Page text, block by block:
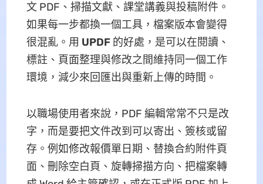
文 PDF、掃描文獻、課堂講義與投稿附件。
如果每一步都換一個工具，檔案版本會變得
很混亂。用 UPDF的好處，是可以在閱讀、
標註、頁面整理與修改之間維持同一個工作
環境，減少來回匯出與重新上傳的時間。
以職場使用者來說，PDF 編輯常常不只是改
字，而是要把文件改到可以寄出、簽核或留
存。例如修改報價單日期、替換合約附件頁
面、刪除空白頁、旋轉掃描方向、把檔案轉